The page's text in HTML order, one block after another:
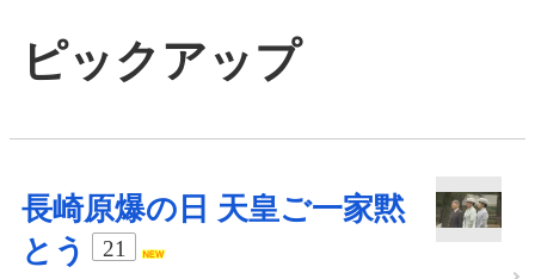
ピックアップ
長崎原爆の日 天皇ご一家黙
とう
21